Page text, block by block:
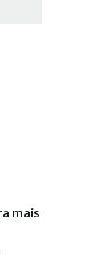
mais